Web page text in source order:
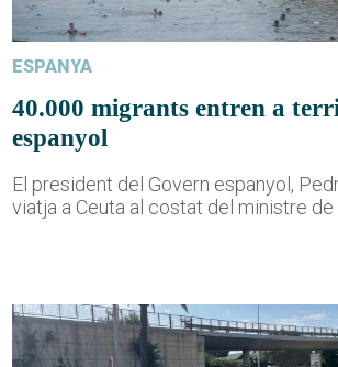
ESPANYA
40.000 migrants entren a
espanyol
El president del Govern espanyol,
viatja a Ceuta al costat del ministre